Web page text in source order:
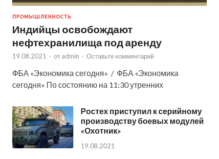
ПРОМЫШЛЕННОСТЬ
Индийцы освобождают
нефтехранилища под аренду
19.08.2021 - от admin - Оставьте комментарий
ФБА «Экономика сегодня» / ФБА «Экономика
сегодня» По состоянию на 11:30 утренних
Ростех приступил к серийному
производству боевых модулей
«Охотник»
19.08.2021